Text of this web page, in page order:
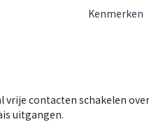
Kenmerken
contacten schakelen
uitgangen.